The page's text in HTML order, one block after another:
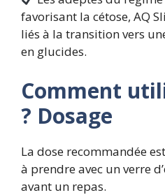
favorisant la cétose, AQ
liés à la transition vers
en glucides.
Comment
? Dosage
La dose recommandée
à prendre avec un verre
avant un repas.